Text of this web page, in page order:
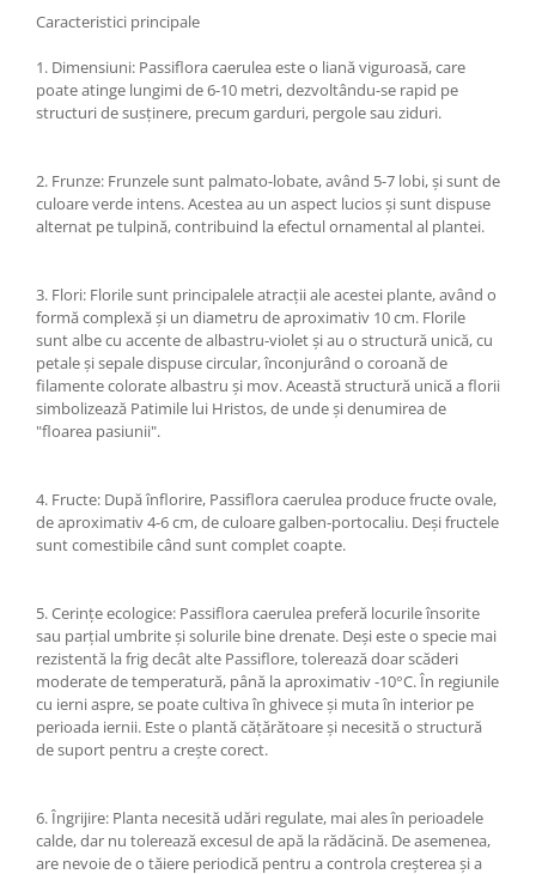
Caracteristici principale
1. Dimensiuni: Passiflora caerulea este o liană viguroasă, care
poate atinge lungimi de 6-10 metri, dezvoltându-se rapid pe
structuri de susținere, precum garduri, pergole sau ziduri.
2. Frunze: Frunzele sunt palmato-lobate, având 5-7 lobi, și sunt de
culoare verde intens. Acestea au un aspect lucios și sunt dispuse
alternat pe tulpină, contribuind la efectul ornamental al plantei.
3. Flori: Florile sunt principalele atracții ale acestei plante, având o
formă complexă și un diametru de aproximativ 10 cm. Florile
sunt albe cu accente de albastru-violet și au o structură unică, cu
petale și sepale dispuse circular, înconjurând o coroană de
filamente colorate albastru și mov. Această structură unică a florii
simbolizează Patimile lui Hristos, de unde și denumirea de
"floarea pasiunii".
4. Fructe: După înflorire, Passiflora caerulea produce fructe ovale,
de aproximativ 4-6 cm, de culoare galben-portocaliu. Deși fructele
sunt comestibile când sunt complet coapte.
5. Cerințe ecologice: Passiflora caerulea preferă locurile însorite
sau parțial umbrite și solurile bine drenate. Deși este o specie mai
rezistentă la frig decât alte Passiflore, tolerează doar scăderi
moderate de temperatură, până la aproximativ -10°C. În regiunile
cu ierni aspre, se poate cultiva în ghivece și muta în interior pe
perioada iernii. Este o plantă cățărătoare și necesită o structură
de suport pentru a crește corect.
6. Îngrijire: Planta necesită udări regulate, mai ales în perioadele
calde, dar nu tolerează excesul de apă la rădăcină. De asemenea,
are nevoie de o tăiere periodică pentru a controla creșterea și a